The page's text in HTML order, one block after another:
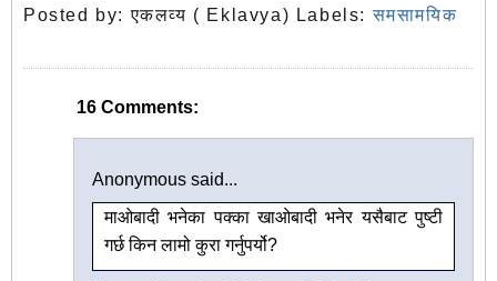
Posted by:एकलव्य ( Eklavya) Labels:समसामयिक
16 Comments:
Anonymous said...
माओबादी भनेका पक्का खाओबादी भनेर यसैबाट पुष्टी
गर्छ किन लामो कुरा गर्नुपर्यो?